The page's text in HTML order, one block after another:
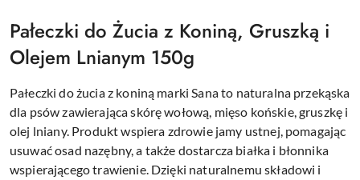
Pałeczki do Żucia z Koniną, Gruszką i
Olejem Lnianym 150g
Pałeczki do żucia z koniną marki Sana to naturalna przekąska
dla psów zawierająca skórę wołową, mięso końskie, gruszkę i
olej lniany. Produkt wspiera zdrowie jamy ustnej, pomagając
usuwać osad nazębny, a także dostarcza białka i błonnika
wspierającego trawienie. Dzięki naturalnemu składowi i